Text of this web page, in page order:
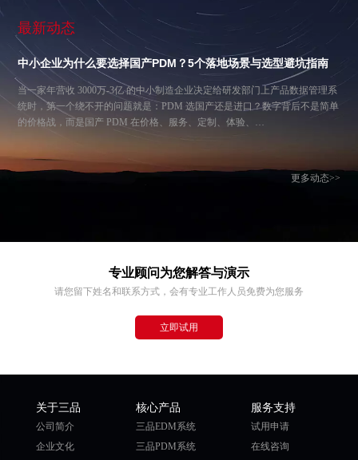
最新动态
中小企业为什么要选择国产PDM？5个落地场景与选型避坑指南
当一家年营收 3000万-3亿 的中小制造企业决定给研发部门上产品数据管理系
统时，第一个绕不开的问题就是：PDM 选国产还是进口？数字背后不是简单
的价格战，而是国产 PDM 在价格、服务、定制、体验、…
更多动态>>
专业顾问为您解答与演示
请您留下姓名和联系方式，会有专业工作人员免费为您服务
立即试用
关于三品
公司简介
企业文化
核心产品
三品EDM系统
三品PDM系统
服务支持
试用申请
在线咨询